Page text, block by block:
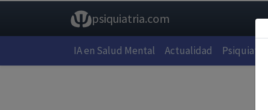
psiquiatria.com
IA en Salud Mental Actualidad Psiquiatría